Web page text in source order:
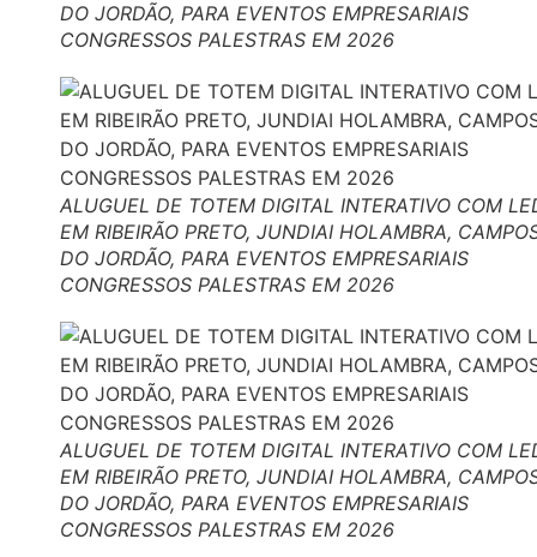
DO JORDÃO, PARA EVENTOS EMPRESARIAIS
CONGRESSOS PALESTRAS EM 2026
ALUGUEL DE TOTEM DIGITAL INTERATIVO COM
EM RIBEIRÃO PRETO, JUNDIAI HOLAMBRA,
DO JORDÃO, PARA EVENTOS EMPRESARIAIS
CONGRESSOS PALESTRAS EM 2026
ALUGUEL DE TOTEM DIGITAL INTERATIVO COM
EM RIBEIRÃO PRETO, JUNDIAI HOLAMBRA,
DO JORDÃO, PARA EVENTOS EMPRESARIAIS
CONGRESSOS PALESTRAS EM 2026